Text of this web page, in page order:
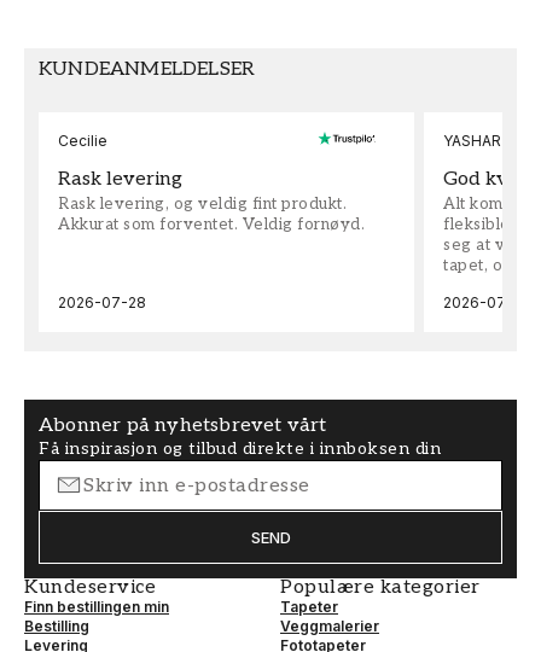
KUNDEANMELDELSER
Cecilie
Rask levering
Rask levering, og veldig fint produkt.
Akkurat som forventet. Veldig fornøyd.
2026-07-28
YASHAR
God
Alt kom
fleksible på
seg at vi
tapet, og
2026-07-04
Abonner på nyhetsbrevet vårt
Få inspirasjon og tilbud direkte i innboksen din
SEND
Kundeservice
Finn bestillingen min
Bestilling
Levering
Populære kategorier
Tapeter
Veggmalerier
Fototapeter